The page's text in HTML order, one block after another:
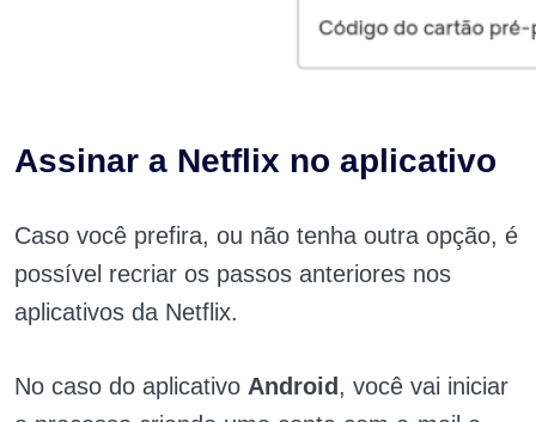
Assinar a Netflix no aplicativo
Caso você prefira, ou não tenha outra opção, é
possível recriar os passos anteriores nos
aplicativos da Netflix.
No caso do aplicativo Android , você vai iniciar